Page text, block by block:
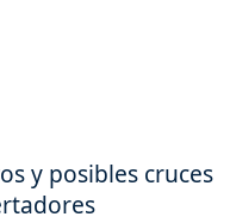
y posibles cruces